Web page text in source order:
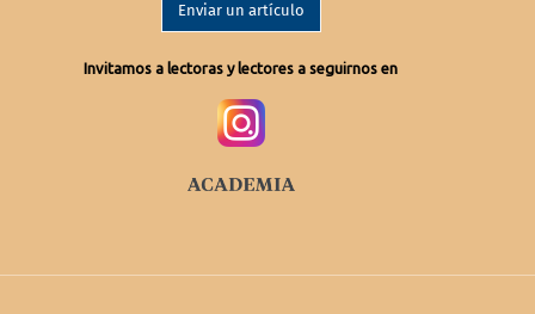
Enviar un artículo
Invitamos a lectoras y lectores a seguirnos en